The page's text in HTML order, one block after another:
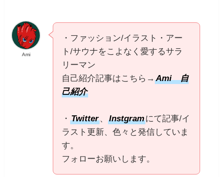
Ami
・ファッション/イラスト・アー
ト/サウナをこよなく愛するサラ
リーマン
自己紹介記事はこちら→Ami 自
己紹介
・Twitter、Instgramにて記事/イ
ラスト更新、色々と発信していま
す。
フォローお願いします。